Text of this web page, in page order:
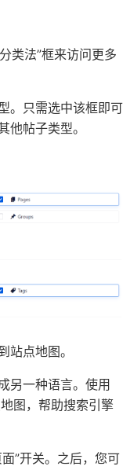
类法”框来访问更多
。只需选中该框即可
他帖子类型。
站点地图。
另一种语言。使用
图，帮助搜索引擎
”开关。之后，您可